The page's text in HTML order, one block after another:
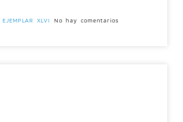
,EJEMPLAR XLVI No hay comentarios